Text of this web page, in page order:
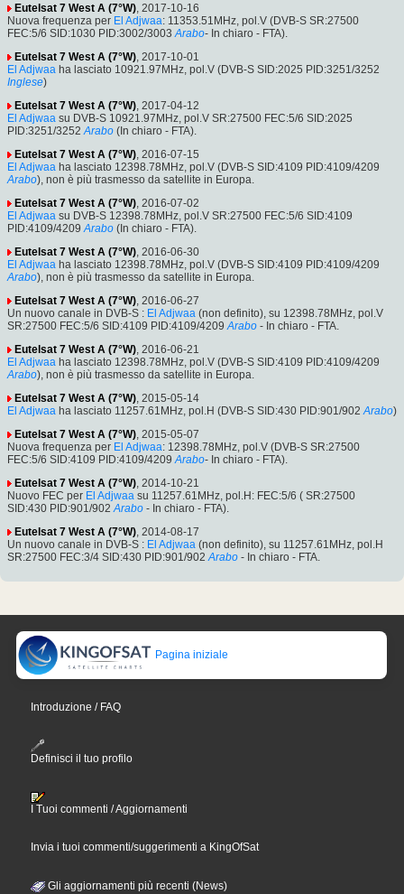
Eutelsat 7 West A (7°W) , 2017-10-16
Nuova frequenza per El Adjwaa: 11353.51MHz, pol.V (DVB-S SR:27500
FEC:5/6 SID:1030 PID:3002/3003 Arabo- In chiaro - FTA).
Eutelsat 7 West A (7°W) , 2017-10-01
El Adjwaa ha lasciato 10921.97MHz, pol.V (DVB-S SID:2025 PID:3251/3252
Inglese)
Eutelsat 7 West A (7°W) , 2017-04-12
El Adjwaa su DVB-S 10921.97MHz, pol.V SR:27500 FEC:5/6 SID:2025
PID:3251/3252 Arabo (In chiaro - FTA).
Eutelsat 7 West A (7°W) , 2016-07-15
El Adjwaa ha lasciato 12398.78MHz, pol.V (DVB-S SID:4109 PID:4109/4209
Arabo), non è più trasmesso da satellite in Europa.
Eutelsat 7 West A (7°W) , 2016-07-02
El Adjwaa su DVB-S 12398.78MHz, pol.V SR:27500 FEC:5/6 SID:4109
PID:4109/4209 Arabo (In chiaro - FTA).
Eutelsat 7 West A (7°W) , 2016-06-30
El Adjwaa ha lasciato 12398.78MHz, pol.V (DVB-S SID:4109 PID:4109/4209
Arabo), non è più trasmesso da satellite in Europa.
Eutelsat 7 West A (7°W) , 2016-06-27
Un nuovo canale in DVB-S : El Adjwaa (non definito), su 12398.78MHz, pol.V
SR:27500 FEC:5/6 SID:4109 PID:4109/4209 Arabo - In chiaro - FTA.
Eutelsat 7 West A (7°W) , 2016-06-21
El Adjwaa ha lasciato 12398.78MHz, pol.V (DVB-S SID:4109 PID:4109/4209
Arabo), non è più trasmesso da satellite in Europa.
Eutelsat 7 West A (7°W) , 2015-05-14
El Adjwaa ha lasciato 11257.61MHz, pol.H (DVB-S SID:430 PID:901/902 Arabo)
Eutelsat 7 West A (7°W) , 2015-05-07
Nuova frequenza per El Adjwaa: 12398.78MHz, pol.V (DVB-S SR:27500
FEC:5/6 SID:4109 PID:4109/4209 Arabo- In chiaro - FTA).
Eutelsat 7 West A (7°W) , 2014-10-21
Nuovo FEC per El Adjwaa su 11257.61MHz, pol.H: FEC:5/6 ( SR:27500
SID:430 PID:901/902 Arabo - In chiaro - FTA).
Eutelsat 7 West A (7°W) , 2014-08-17
Un nuovo canale in DVB-S : El Adjwaa (non definito), su 11257.61MHz, pol.H
SR:27500 FEC:3/4 SID:430 PID:901/902 Arabo - In chiaro - FTA.
Pagina iniziale
Introduzione / FAQ
Definisci il tuo profilo
I Tuoi commenti / Aggiornamenti
Invia i tuoi commenti/suggerimenti a KingOfSat
Gli aggiornamenti più recenti (News)